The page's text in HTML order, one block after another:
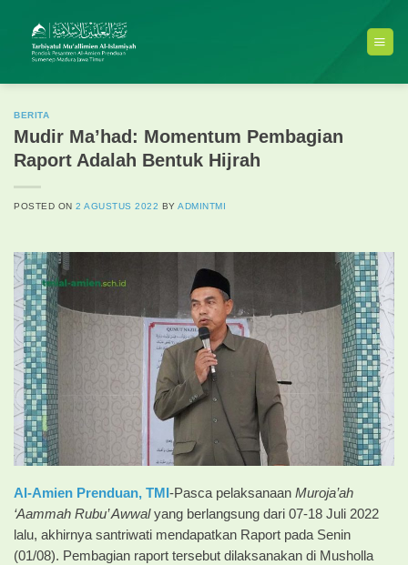
content
BERITA
Mudir Ma’had: Momentum Pembagian
Raport Adalah Bentuk Hijrah
POSTED ON2 AGUSTUS 2022 BYADMINTMI
Al-Amien Prenduan, TMI -Pasca pelaksanaan Muroja’ah
‘Aammah Rubu’ Awwalyang berlangsung dari 07-18 Juli 2022
lalu, akhirnya santriwati mendapatkan Raport pada Senin
(01/08). Pembagian raport tersebut dilaksanakan di Musholla